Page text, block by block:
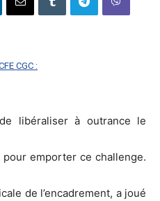
CGC :
libéraliser à outrance le
emporter ce challenge.
de l’encadrement, a joué